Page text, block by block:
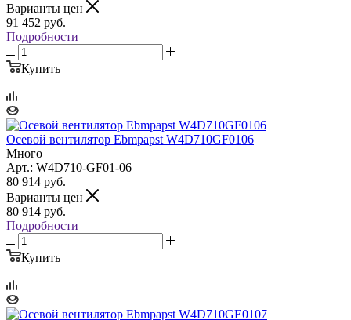
Варианты цен
91 452 руб.
Подробности
Купить
Осевой вентилятор Ebmpapst W4D710GF0106
Много
Арт.: W4D710-GF01-06
80 914 руб.
Варианты цен
80 914 руб.
Подробности
Купить